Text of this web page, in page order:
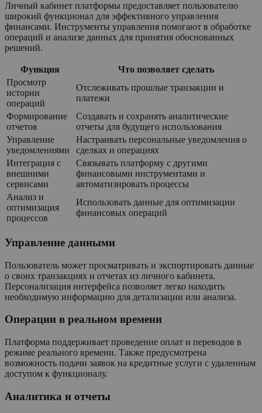
Личный кабинет платформы предоставляет пользователю
широкий функционал для эффективного управления
финансами. Инструменты управления помогают в обработке
операций и анализе данных для принятия обоснованных
решений.
Функция
Что позволяет сделать
Просмотр
истории
операций
Отслеживать прошлые транзакции и
платежи
Формирование
отчетов
Создавать и сохранять аналитические
отчеты для будущего использования
Управление
уведомлениями
Настраивать персональные уведомления о
сделках и операциях
Интеграция с
внешними
сервисами
Связывать платформу с другими
финансовыми инструментами и
автоматизировать процессы
Анализ и
оптимизация
процессов
Использовать данные для оптимизации
финансовых операций
Управление данными
Пользователь может просматривать и экспортировать данные
о своих транзакциях и отчетах из личного кабинета.
Персонализация интерфейса позволяет легко находить
необходимую информацию для детализации или анализа.
Операции в реальном времени
Платформа поддерживает проведение оплат и переводов в
режиме реального времени. Также предусмотрена
возможность подачи заявок на кредитные услуги с удаленным
доступом к функционалу.
Аналитика и отчеты